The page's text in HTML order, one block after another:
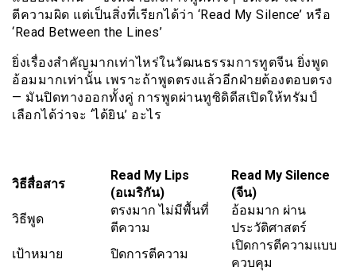
ตีความผิด แต่เป็นสิ่งที่เรียกได้ว่า ‘Read My Silence’ หรือ
‘Read Between the Lines’
ยิ่งเรื่องสำคัญมากเท่าไหร่ในวัฒนธรรมการทูตจีน ยิ่งพูด
อ้อมมากเท่านั้น เพราะถ้าพูดตรงแล้วอีกฝ่ายต้องตอบตรง
— มันปิดทางออกทั้งคู่ การพูดผ่านทูซิดิดีสเปิดให้ทรัมป์
เลือกได้ว่าจะ ‘ได้ยิน’ อะไร
วิธีสื่อสาร
Read My Lips
(อเมริกัน)
Read My Silence
(จีน)
วิธีพูด
ตรงมาก ไม่มีพื้นที่
ตีความ
อ้อมมาก ผ่าน
ประวัติศาสตร์
เป้าหมาย
ปิดการตีความ
เปิดการตีความแบบ
ควบคุม